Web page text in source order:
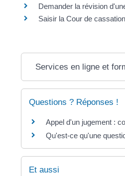
Demander la révision
Saisir la Cour de cassation
Services en ligne et
Questions ? Réponses !
Appel d'un jugement :
Qu'est-ce qu'une
Et aussi